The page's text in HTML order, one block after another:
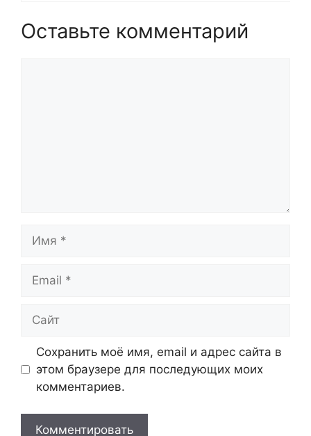
Оставьте комментарий
Имя
Email
Сайт
Сохранить моё имя, email и адрес сайта в
этом браузере для последующих моих
комментариев.